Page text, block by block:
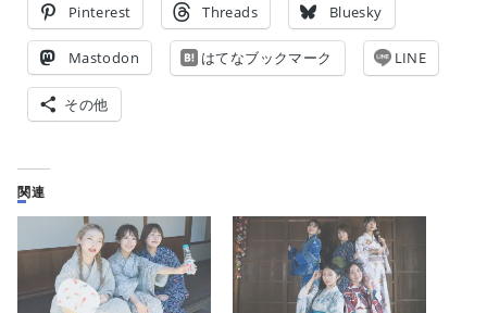
Pinterest Threads Bluesky
Mastodon はてなブックマーク LINE
その他
関連